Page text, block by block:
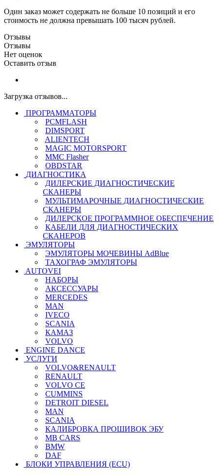
Один заказ может содержать не больше 10 позиций и его
стоимость не должна превышать 100 тысяч рублей.
Отзывы
Отзывы
Нет оценок
Оставить отзыв
Загрузка отзывов...
ПРОГРАММАТОРЫ
PCMFLASH
DIMSPORT
ALIENTECH
MAGIC MOTORSPORT
MMC Flasher
OBDSTAR
ДИАГНОСТИКА
ДИЛЕРСКИЕ ДИАГНОСТИЧЕСКИЕ
СКАНЕРЫ
МУЛЬТИМАРОЧНЫЕ ДИАГНОСТИЧЕСКИЕ
СКАНЕРЫ
ДИЛЕРСКОЕ ПРОГРАММНОЕ ОБЕСПЕЧЕНИЕ
КАБЕЛИ ДЛЯ ДИАГНОСТИЧЕСКИХ
СКАНЕРОВ
ЭМУЛЯТОРЫ
ЭМУЛЯТОРЫ МОЧЕВИНЫ АdBlue
ТАХОГРАФ ЭМУЛЯТОРЫ
AUTOVEI
НАБОРЫ
АКСЕССУАРЫ
MERCEDES
MAN
IVECO
SCANIA
КАМАЗ
VOLVO
ENGINE DANCE
УСЛУГИ
VOLVO&RENAULT
RENAULT
VOLVO CE
CUMMINS
DETROIT DIESEL
MAN
SCANIA
КАЛИБРОВКА ПРОШИВОК ЭБУ
MB CARS
BMW
DAF
БЛОКИ УПРАВЛЕНИЯ (ECU)